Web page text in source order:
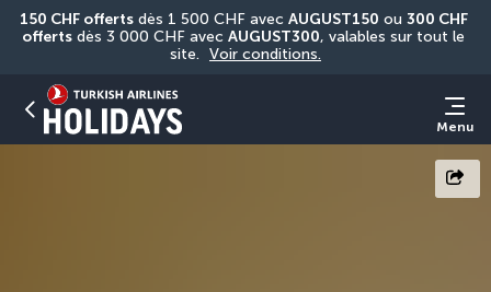
150 CHF offerts dès 1 500 CHF avec AUGUST150 ou 300 CHF
offerts dès 3 000 CHF avec AUGUST300, valables sur tout le
site. Voir conditions.
Menu